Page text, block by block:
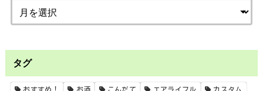
タグ
おすすめ！ お酒 こんだて エアライフル カスタム